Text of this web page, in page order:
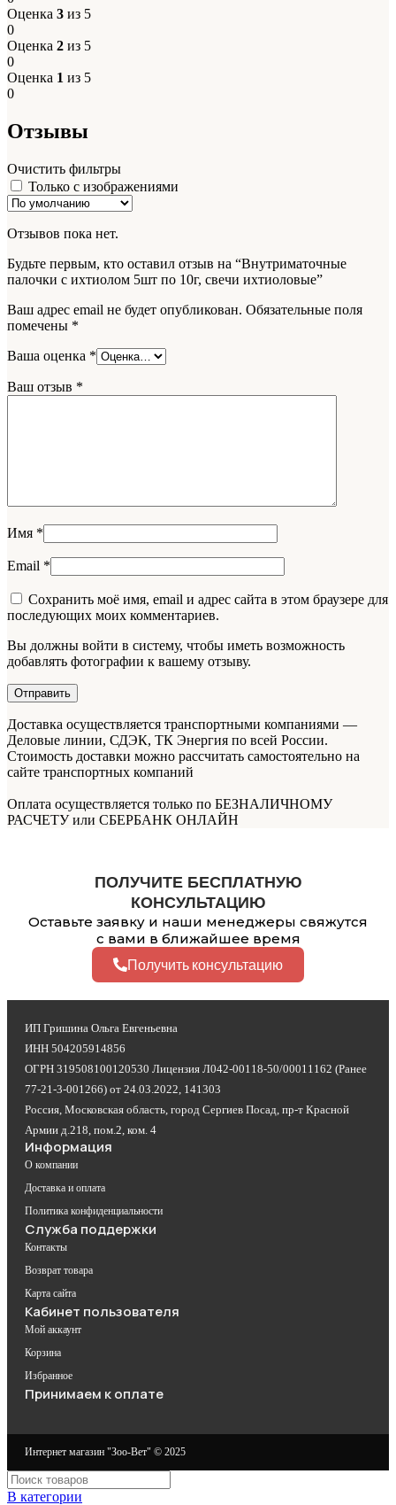
Оценка 3 из 5
0
Оценка 2 из 5
0
Оценка 1 из 5
0
Отзывы
Очистить фильтры
Только с изображениями
Отзывов пока нет.
Будьте первым, кто оставил отзыв на “Внутриматочные
палочки с ихтиолом 5шт по 10г, свечи ихтиоловые”
Ваш адрес email не будет опубликован. Обязательные поля
помечены *
Ваша оценка *
Ваш отзыв *
Имя *
Email *
Сохранить моё имя, email и адрес сайта в этом браузере для
последующих моих комментариев.
Вы должны войти в систему, чтобы иметь возможность
добавлять фотографии к вашему отзыву.
Доставка осуществляется транспортными компаниями —
Деловые линии, СДЭК, ТК Энергия по всей России.
Стоимость доставки можно рассчитать самостоятельно на
сайте транспортных компаний
Оплата осуществляется только по БЕЗНАЛИЧНОМУ
РАСЧЕТУ или СБЕРБАНК ОНЛАЙН
ПОЛУЧИТЕ БЕСПЛАТНУЮ
КОНСУЛЬТАЦИЮ
Оставьте заявку и наши менеджеры свяжутся
с вами в ближайшее время
Получить консультацию
ИП Гришина Ольга Евгеньевна
ИНН 504205914856
ОГРН 319508100120530 Лицензия Л042-00118-50/00011162 (Ранее
77-21-3-001266) от 24.03.2022, 141303
Россия, Московская область, город Сергиев Посад, пр-т Красной
Армии д.218, пом.2, ком. 4
Информация
О компании
Доставка и оплата
Политика конфиденциальности
Служба поддержки
Контакты
Возврат товара
Карта сайта
Кабинет пользователя
Мой аккаунт
Корзина
Избранное
Принимаем к оплате
Интернет магазин "Зоо-Вет" © 2025
В категории